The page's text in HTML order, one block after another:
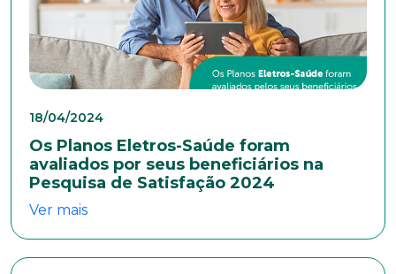
18/04/2024
Os Planos Eletros-Saúde foram
avaliados por seus beneficiários na
Pesquisa de Satisfação 2024
Ver mais
Bairro
Cidade
Naturalidade